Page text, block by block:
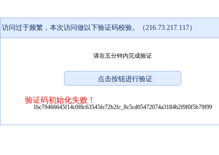
访问过于频繁，本次访问做以下验证码校验。（216.73.217.117）
请在五分钟内完成验证
验证码初始化失败！
1bc79466645f14c0f8c63545fe72b2fc_8c5cd05472074a3184b2f9f0f5b79f99